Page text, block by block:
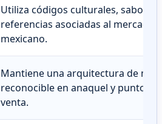
Utiliza códigos culturales, sabores
referencias asociadas al mercado
mexicano.
Mantiene una arquitectura de
reconocible en anaquel y puntos
venta.